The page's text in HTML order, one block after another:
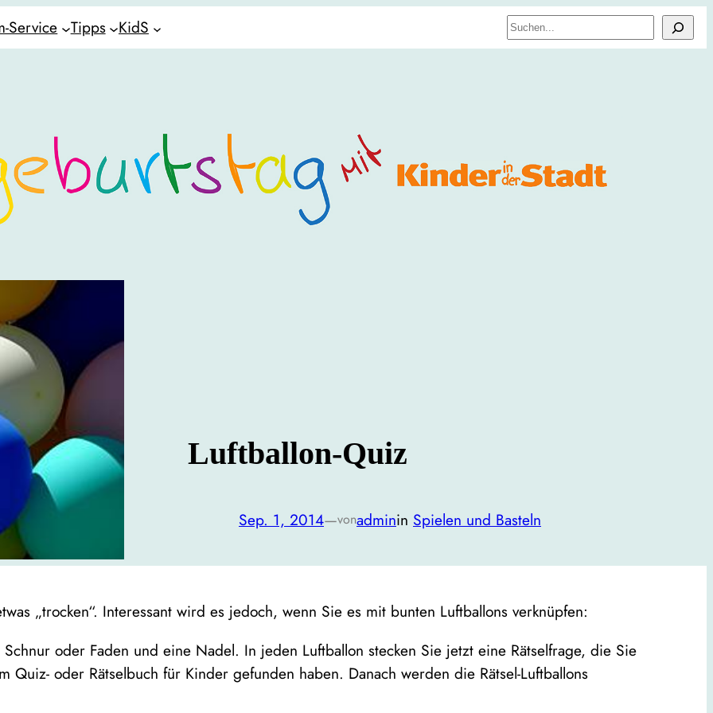
Service Tipps KidS Suchen
Luftballon-Quiz
Sep. 1, 2014—vonadminin Spielen und Basteln
„trocken“. Interessant wird es jedoch, wenn Sie es mit bunten Luftballons verknüpfen:
oder Faden und eine Nadel. In jeden Luftballon stecken Sie jetzt eine Rätselfrage, die Sie
oder Rätselbuch für Kinder gefunden haben. Danach werden die Rätsel-Luftballons